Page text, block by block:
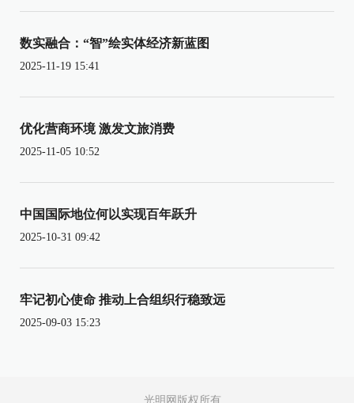
数实融合：“智”绘实体经济新蓝图
2025-11-19 15:41
优化营商环境 激发文旅消费
2025-11-05 10:52
中国国际地位何以实现百年跃升
2025-10-31 09:42
牢记初心使命 推动上合组织行稳致远
2025-09-03 15:23
光明网版权所有